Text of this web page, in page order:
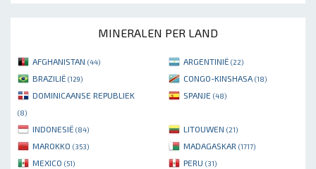
MINERALEN PER LAND
AFGHANISTAN (44) ARGENTINIË (22)
BRAZILIË (129) CONGO-KINSHASA (18)
DOMINICAANSE REPUBLIEK
(8)
SPANJE (48)
INDONESIË (84) LITOUWEN (21)
MAROKKO (353) MADAGASKAR (1717)
MEXICO (51) PERU (31)